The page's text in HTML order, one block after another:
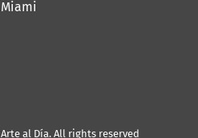
al Día. All rights reserved